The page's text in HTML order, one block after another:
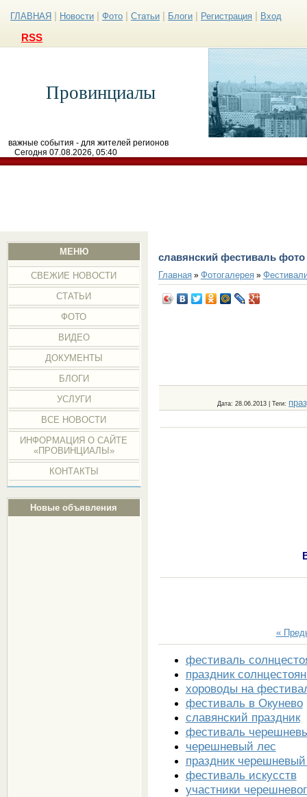
ГЛАВНАЯ Новости Фото Статьи Блоги Регистрация Вход
RSS
Провинциалы
важные события - для жителей регионов
Сегодня 07.08.2026, 05:40
МЕНЮ
СВЕЖИЕ НОВОСТИ
СТАТЬИ
ФОТО
ВИДЕО
ДОКУМЕНТЫ
БЛОГИ
УСЛУГИ
ВСЕ НОВОСТИ
ИНФОРМАЦИЯ О САЙТЕ
«ПРОВИНЦИАЛЫ»
КОНТАКТЫ
Новые объявления
славянский фестиваль фото
Главная» Фотогалерея»
Дата: 28.06.2013 |Теги:
«
фестиваль
праздник
хороводы на
фестиваль в Окунево
славянский праздник
фестиваль
черешневый лес
праздник
фестиваль искусств
участники